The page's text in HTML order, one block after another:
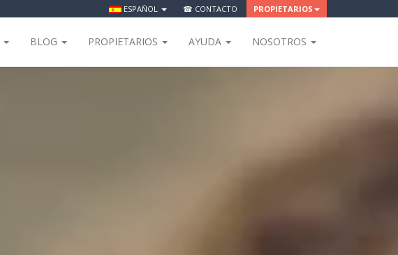
ESPAÑOL ☎ CONTACTO PROPIETARIOS
BLOG PROPIETARIOS AYUDA NOSOTROS